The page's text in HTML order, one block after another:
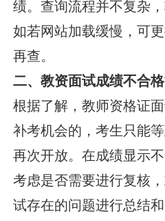
绩。查询流程并不复杂
如若网站加载缓慢，可
再查。
二、教资面试成绩不合
根据了解，教师资格证
补考机会的，考生只能
再次开放。在成绩显示
考虑是否需要进行复核
试存在的问题进行总结